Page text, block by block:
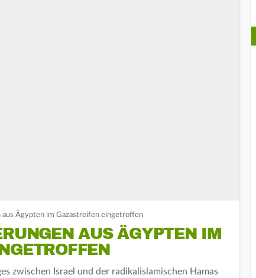
Ägypten im Gazastreifen eingetroffen
AUS ÄGYPTEN IM
zwischen Israel und der radikalislamischen Hamas